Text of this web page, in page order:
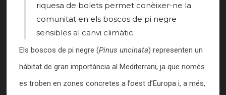
riquesa de bolets permet conèixer-ne la
comunitat en els boscos de pi negre
sensibles al canvi climàtic
Els boscos de pi negre (Pinus uncinata) representen un
hàbitat de gran importància al Mediterrani, ja que només
es troben en zones concretes a l’oest d’Europa i, a més,